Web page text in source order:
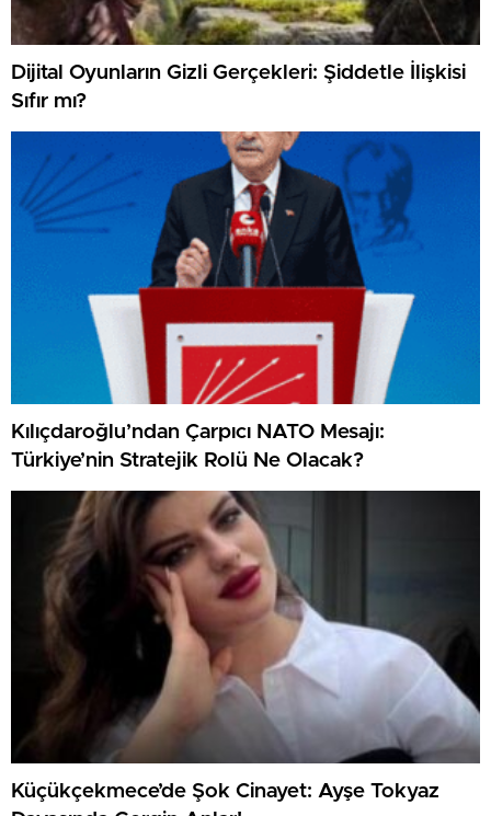
Dijital Oyunların Gizli Gerçekleri: Şiddetle İlişkisi
Sıfır mı?
Kılıçdaroğlu’ndan Çarpıcı NATO Mesajı:
Türkiye’nin Stratejik Rolü Ne Olacak?
Küçükçekmece’de Şok Cinayet: Ayşe Tokyaz